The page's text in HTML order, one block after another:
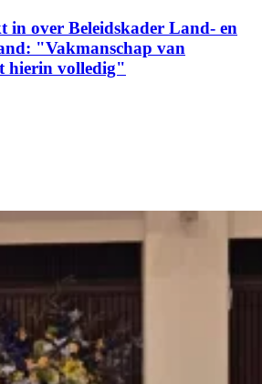
in over Beleidskader Land- en
"Vakmanschap van
hierin volledig"